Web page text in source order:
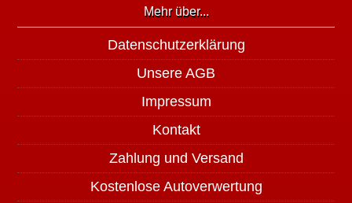
Mehr über...
Datenschutzerklärung
Unsere AGB
Impressum
Kontakt
Zahlung und Versand
Kostenlose Autoverwertung